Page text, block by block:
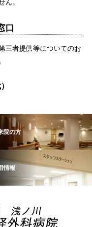
ん。
口
三者提供等についてのお
院の方
情報